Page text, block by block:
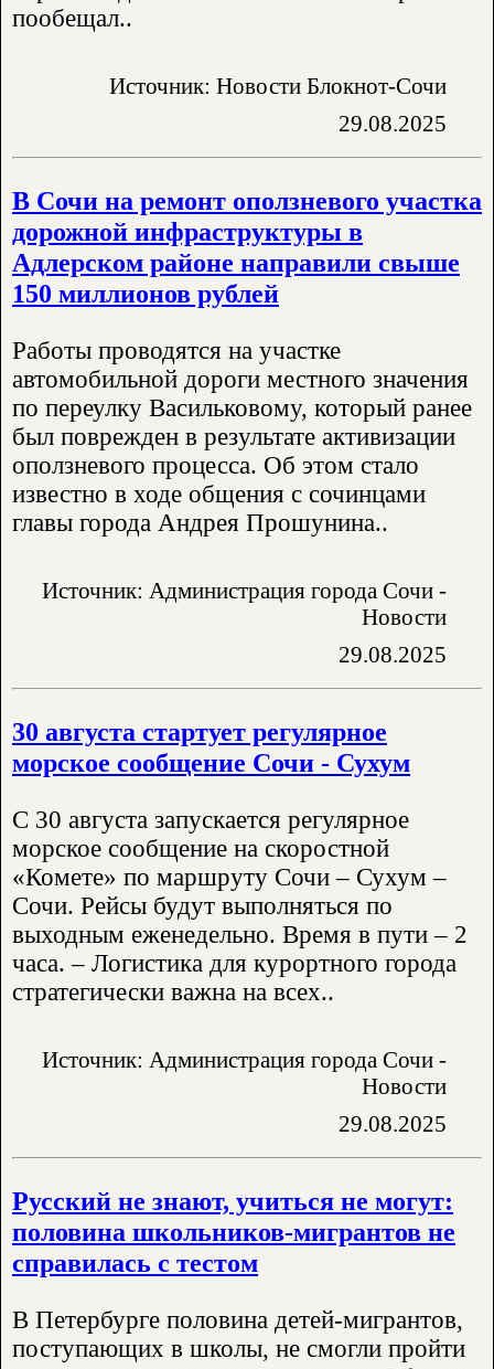
пообещал..
Источник: Новости Блокнот-Сочи
29.08.2025
В Сочи на ремонт оползневого участка
дорожной инфраструктуры в
Адлерском районе направили свыше
150 миллионов рублей
Работы проводятся на участке
автомобильной дороги местного значения
по переулку Васильковому, который ранее
был поврежден в результате активизации
оползневого процесса. Об этом стало
известно в ходе общения с сочинцами
главы города Андрея Прошунина..
Источник: Администрация города Сочи -
Новости
29.08.2025
30 августа стартует регулярное
морское сообщение Сочи - Сухум
С 30 августа запускается регулярное
морское сообщение на скоростной
«Комете» по маршруту Сочи – Сухум –
Сочи. Рейсы будут выполняться по
выходным еженедельно. Время в пути – 2
часа. – Логистика для курортного города
стратегически важна на всех..
Источник: Администрация города Сочи -
Новости
29.08.2025
Русский не знают, учиться не могут:
половина школьников-мигрантов не
справилась с тестом
В Петербурге половина детей-мигрантов,
поступающих в школы, не смогли пройти